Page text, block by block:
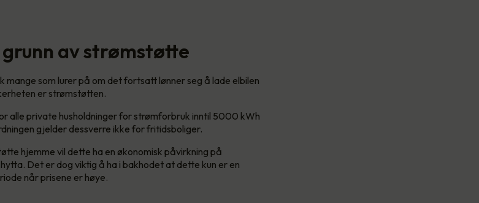
av strømstøtte
mange som lurer på om det fortsatt lønner seg å lade elbilen
er strømstøtten.
alle private husholdninger for strømforbruk inntil 5000 kWh
gjelder dessverre ikke for fritidsboliger.
hjemme vil dette ha en økonomisk påvirkning på
Det er dog viktig å ha i bakhodet at dette kun er en
når prisene er høye.